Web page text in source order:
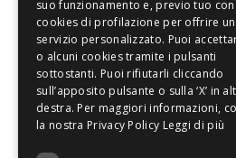
FACEBOOK
Leggi di più